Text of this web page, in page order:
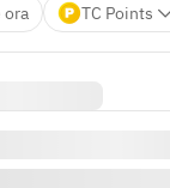
ora TC Points